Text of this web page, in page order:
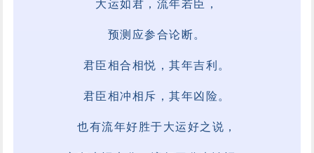
大运如君，流年若臣，
预测应参合论断。
君臣相合相悦，其年吉利。
君臣相冲相斥，其年凶险。
也有流年好胜于大运好之说，